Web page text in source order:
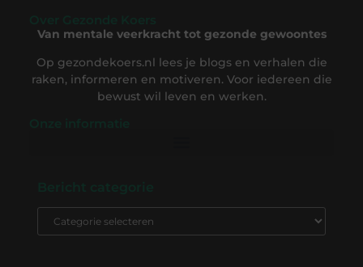
Van mentale veerkracht tot gezonde gewoontes
Op gezondekoers.nl lees je blogs en verhalen die
raken, informeren en motiveren. Voor iedereen die
bewust wil leven en werken.